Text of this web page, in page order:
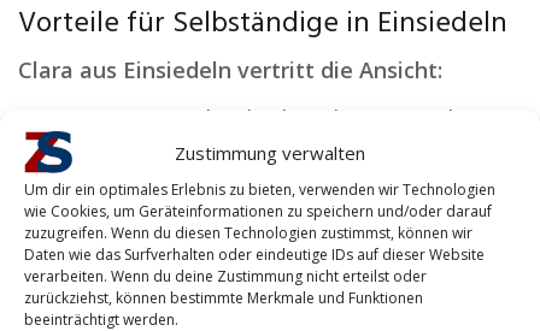
Zustimmung verwalten
Um dir ein optimales Erlebnis zu bieten, verwenden wir Technologien
wie Cookies, um Geräteinformationen zu speichern und/oder darauf
zuzugreifen. Wenn du diesen Technologien zustimmst, können wir
Daten wie das Surfverhalten oder eindeutige IDs auf dieser Website
verarbeiten. Wenn du deine Zustimmung nicht erteilst oder
zurückziehst, können bestimmte Merkmale und Funktionen
beeinträchtigt werden.
Vorteile für Selbständige in Einsiedeln
Clara aus Einsiedeln vertritt die Ansicht:
Unsere Vision sind Sicherheitslösungen, die
Sicherheit schaffen und Vertrauen fördern.
Ob es um Ihre persönliche Sicherheit oder den
Schutz Ihrer Immobilie geht – wir bieten
Privatkunden umfassende Lösungen. Sicherheit
schafft die Voraussetzungen für Erfolg – das ist